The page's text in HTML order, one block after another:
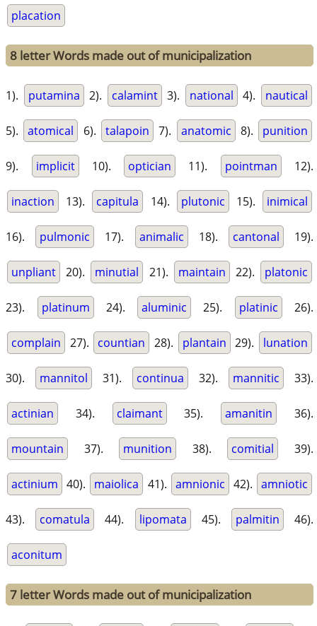
placation
8 letter Words made out of municipalization
1). putamina 2). calamint 3). national 4). nautical
5). atomical 6). talapoin 7). anatomic 8). punition
9). implicit 10). optician 11). pointman 12).
inaction 13). capitula 14). plutonic 15). inimical
16). pulmonic 17). animalic 18). cantonal 19).
unpliant 20). minutial 21). maintain 22). platonic
23). platinum 24). aluminic 25). platinic 26).
complain 27). countian 28). plantain 29). lunation
30). mannitol 31). continua 32). mannitic 33).
actinian 34). claimant 35). amanitin 36).
mountain 37). munition 38). comitial 39).
actinium 40). maiolica 41). amnionic 42). amniotic
43). comatula 44). lipomata 45). palmitin 46).
aconitum
7 letter Words made out of municipalization